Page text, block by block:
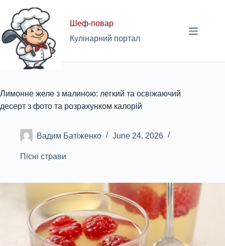
content
Шеф-повар
Кулінарний портал
Лимонне желе з малиною: легкий та освіжаючий
десерт з фото та розрахунком калорій
Вадим Батіженко June 24, 2026
Пісні страви